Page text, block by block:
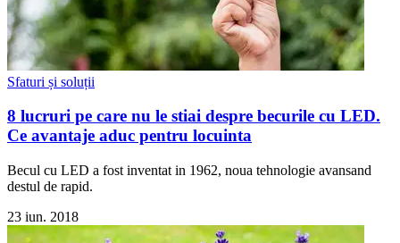
Sfaturi și soluții
8 lucruri pe care nu le stiai despre becurile cu LED.
Ce avantaje aduc pentru locuinta
Becul cu LED a fost inventat in 1962, noua tehnologie avansand
destul de rapid.
23 iun. 2018